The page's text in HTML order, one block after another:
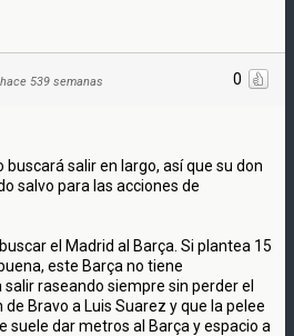
0
hace 539 semanas
salir en largo, así que su don
salvo para las acciones de
el Madrid al Barça. Si plantea 15
este Barça no tiene
raseando siempre sin perder el
de Bravo a Luis Suarez y que la pelee
suele dar metros al Barça y espacio a